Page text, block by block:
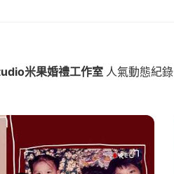
米果婚禮工作室 人氣動態紀錄